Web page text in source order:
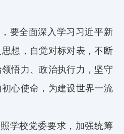
要全面深入学习习近平新
想， 自觉对标对表，不断
悟力、政治执行力， 坚守
心使命，为建设世界一流
学校党委要求，加强统筹